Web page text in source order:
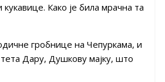
Како је била мрачна та
гробнице на Чепуркама, и
Дару, Душкову мајку, што